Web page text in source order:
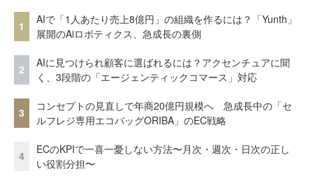
1
AIで「1人あたり売上8億円」の組織を作るには？「Yunth」
展開のAiロボティクス、急成長の裏側
2
AIに見つけられ顧客に選ばれるには？アクセンチュアに聞
く、3段階の「エージェンティックコマース」対応
3
コンセプトの見直しで年商20億円規模へ 急成長中の「セ
ルフレジ専用エコバッグORIBA」のEC戦略
4
ECのKPIで一喜一憂しない方法〜月次・週次・日次の正し
い役割分担〜